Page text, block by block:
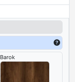
Barok